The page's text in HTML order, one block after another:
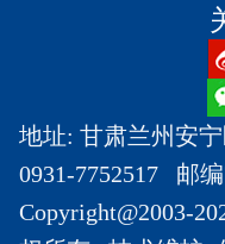
地址: 甘肃兰州安
0931-7752517 邮编
Copyright@2003-